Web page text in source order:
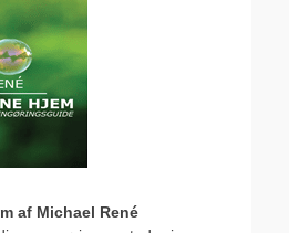
af Michael René